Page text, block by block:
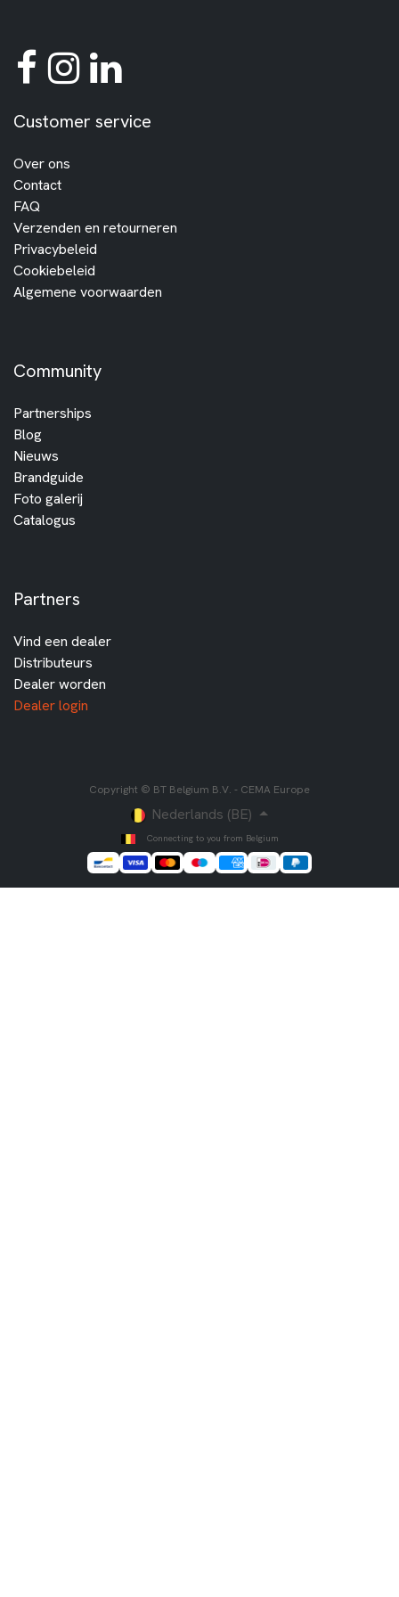
Customer service
Over ons
Contact
FAQ
Verzenden en retourneren
Privacybeleid
Cookiebeleid
Algemene voorwaarden
Community
Partnerships
Blog
Nieuws
Brandguide
Foto galerij
Catalogus
Partners
Vind een dealer
Distributeurs
Dealer worden
Dealer login
Copyright © BT Belgium B.V. - CEMA Europe
Nederlands (BE)
Connecting to you from Belgium